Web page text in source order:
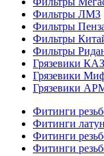
Фильтры ЛМЗ
Фильтры
Фильтры
Фильтры
Грязевики КАЗ
Грязевики
Грязевики
Фитинги
Фитинги
Фитинги
Фитинги